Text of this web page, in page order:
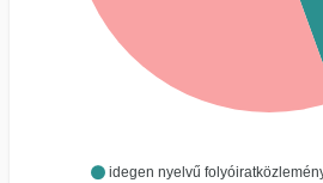
idegen nyelvű